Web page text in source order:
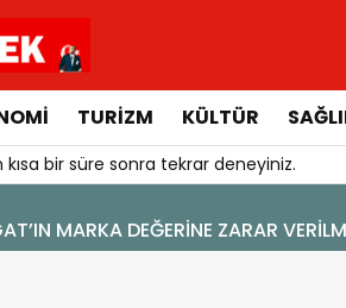
TURIZM KÜLTÜR
bir süre sonra tekrar deneyiniz.
ZARAR VERİLMEMELİ”